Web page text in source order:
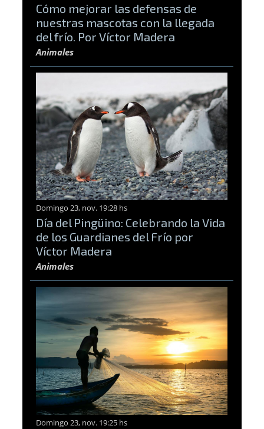
Cómo mejorar las defensas de
nuestras mascotas con la llegada
del frío. Por Víctor Madera
Animales
Domingo 23, nov. 19:28 hs
Día del Pingüino: Celebrando la Vida
de los Guardianes del Frío por
Víctor Madera
Animales
Domingo 23, nov. 19:25 hs